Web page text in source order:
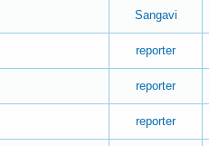
Sangavi
reporter
reporter
reporter